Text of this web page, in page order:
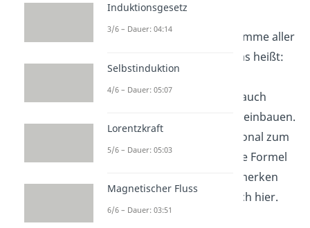
Gesamtwiderstand
Reihenschaltung ist die Summe aller
einzelnen Widerstände. Das heißt:
anstatt der vielen kleinen
Widerstände könnte man auch
einbauen.
Die Spannung ist proportional zum
Widerstand, sonst wäre die Formel
nicht erfüllt. Wir merken
uns also:
gilt auch hier.
Das bedeutet für die
Induktionsgesetz
3/6 – Dauer: 04:14
Selbstinduktion
4/6 – Dauer: 05:07
Lorentzkraft
5/6 – Dauer: 05:03
Magnetischer Fluss
6/6 – Dauer: 03:51